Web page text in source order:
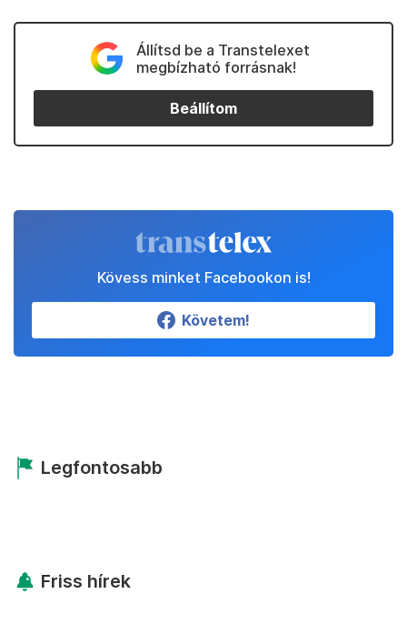
Támogasd a Transtelexet egy kávé árával!
Munkánkkal minden nap magyar közösségeket tartunk
képben, teret adunk helyi ügyeknek, és fontos erdélyi
történeteket mutatunk be — függetlenül, szabadon.
Ahhoz, hogy ezt továbbra is így tehessük, rád is
Állítsd be a Transtelexet
megbízható forrásnak!
Beállítom